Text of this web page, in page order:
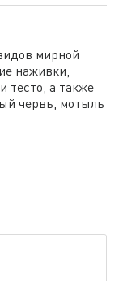
мирной
наживки,
тесто, а также
червь, мотыль